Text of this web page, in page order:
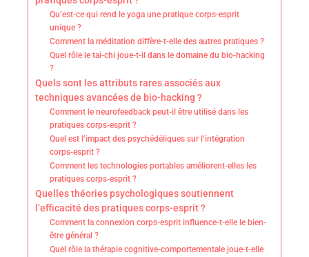
Qu’est-ce qui rend le yoga une pratique corps-esprit
unique ?
Comment la méditation diffère-t-elle des autres pratiques ?
Quel rôle le tai-chi joue-t-il dans le domaine du bio-hacking
?
Quels sont les attributs rares associés aux
techniques avancées de bio-hacking ?
Comment le neurofeedback peut-il être utilisé dans les
pratiques corps-esprit ?
Quel est l’impact des psychédéliques sur l’intégration
corps-esprit ?
Comment les technologies portables améliorent-elles les
pratiques corps-esprit ?
Quelles théories psychologiques soutiennent
l’efficacité des pratiques corps-esprit ?
Comment la connexion corps-esprit influence-t-elle le bien-
être général ?
Quel rôle la thérapie cognitive-comportementale joue-t-elle